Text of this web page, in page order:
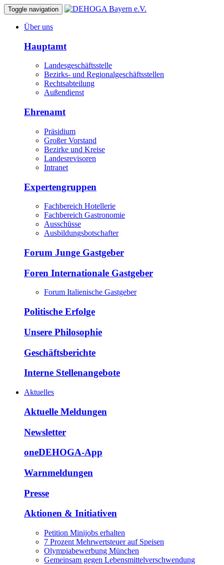
Toggle navigation
Über uns
Hauptamt
Landesgeschäftsstelle
Bezirks- und Regionalgeschäftsstellen
Rechtsabteilung
Außendienst
Ehrenamt
Präsidium
Großer Vorstand
Bezirke und Kreise
Landesrevisoren
Intranet
Expertengruppen
Fachbereich Hotellerie
Fachbereich Gastronomie
Ausschüsse
Ausbildungsbotschafter
Forum Junge Gastgeber
Foren Internationale Gastgeber
Forum Italienische Gastgeber
Politische Erfolge
Unsere Philosophie
Geschäftsberichte
Interne Stellenangebote
Aktuelles
Aktuelle Meldungen
Newsletter
oneDEHOGA-App
Warnmeldungen
Presse
Aktionen & Initiativen
Petition Minijobs erhalten
7 Prozent Mehrwertsteuer auf Speisen
Olympiabewerbung München
Gemeinsam gegen Lebensmittelverschwendung